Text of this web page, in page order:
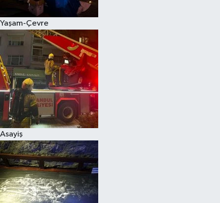
Yaşam-Çevre
Asayiş